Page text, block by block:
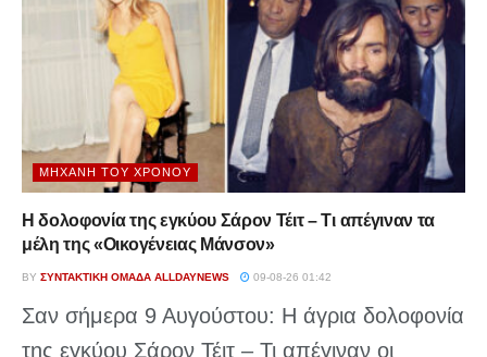
ΜΗΧΑΝΉ ΤΟΥ ΧΡΌΝΟΥ
Η δολοφονία της εγκύου Σάρον Τέιτ – Τι απέγιναν τα
μέλη της «Οικογένειας Μάνσον»
BY ΣΥΝΤΑΚΤΙΚΉ ΟΜΆΔΑ ALLDAYNEWS 09-08-26 01:42
Σαν σήμερα 9 Αυγούστου: Η άγρια δολοφονία
της εγκύου Σάρον Τέιτ – Τι απέγιναν οι